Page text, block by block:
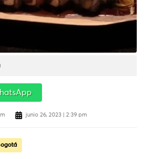
junio 26, 2023 | 2:39 pm